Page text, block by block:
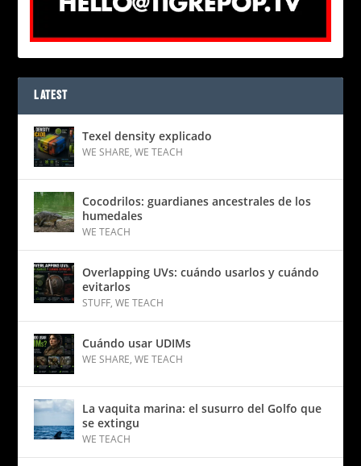
LATEST
Texel density explicado
WE SHARE,WE TEACH
Cocodrilos: guardianes ancestrales de los
humedales
WE TEACH
Overlapping UVs: cuándo usarlos y cuándo
evitarlos
STUFF,WE TEACH
Cuándo usar UDIMs
WE SHARE,WE TEACH
La vaquita marina: el susurro del Golfo que
se extingu
WE TEACH